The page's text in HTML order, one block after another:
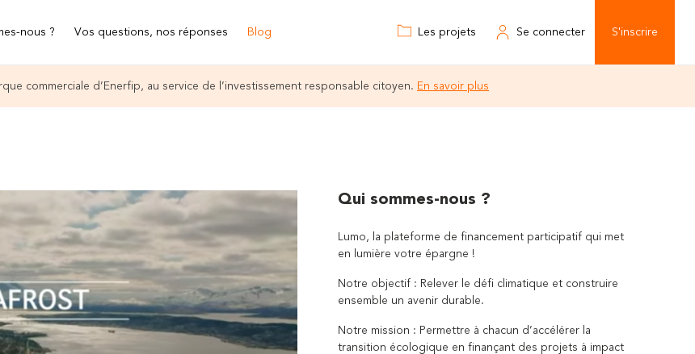
S'inscrire
Les projets Se connecter
nous ? Vos questions, nos réponses Blog
commerciale d’Enerfip, au service de l’investissement responsable citoyen. En savoir plus
Qui sommes-nous ?
Lumo, la plateforme de financement participatif qui met
en lumière votre épargne !
Notre objectif : Relever le défi climatique et construire
ensemble un avenir durable.
Notre mission : Permettre à chacun d’accélérer la
transition écologique en finançant des projets à impact